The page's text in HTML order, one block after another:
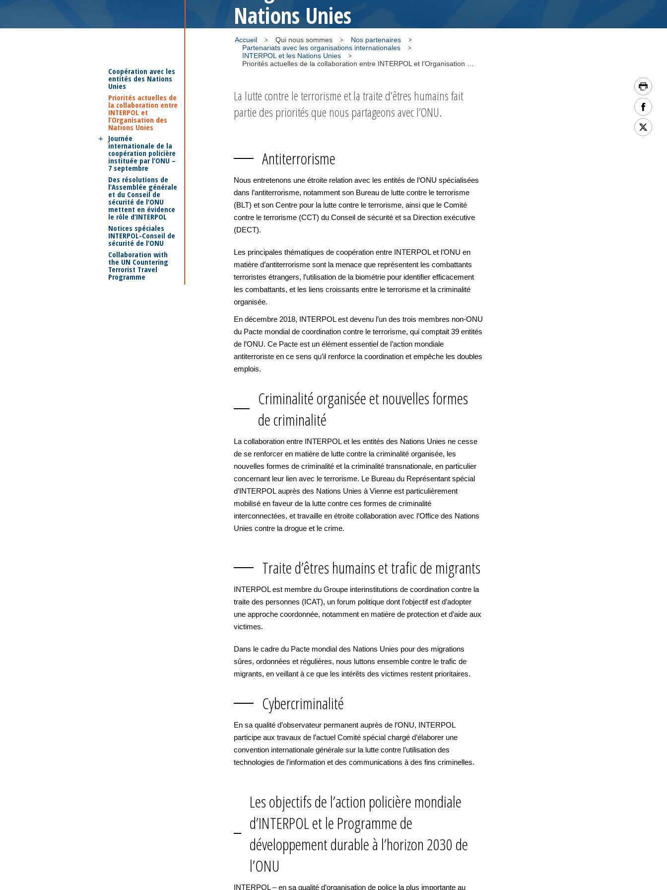
Nations Unies
Accueil Qui nous sommes
Nos partenaires
Partenariats avec les organisations internationales
INTERPOL et les Nations Unies
Coopération avec les
entités des Nations
Unies
Priorités actuelles de
la collaboration entre
INTERPOL et
l’Organisation des
Nations Unies
Journée
internationale de la
coopération policière
instituée par l’ONU –
7 septembre
Des résolutions de
l’Assemblée générale
et du Conseil de
sécurité de l’ONU
mettent en évidence
le rôle d’INTERPOL
Notices spéciales
INTERPOL-Conseil de
sécurité de l’ONU
Collaboration with
the UN Countering
Terrorist Travel
Programme
La lutte contre le terrorisme et la traite d’êtres humains fait
partie des priorités que nous partageons avec l’ONU.
Antiterrorisme
Nous entretenons une étroite relation avec les entités de l’ONU spécialisées
dans l’antiterrorisme, notamment son Bureau de lutte contre le terrorisme
(BLT) et son Centre pour la lutte contre le terrorisme, ainsi que le Comité
contre le terrorisme (CCT) du Conseil de sécurité et sa Direction exécutive
(DECT).
Les principales thématiques de coopération entre INTERPOL et l’ONU en
matière d’antiterrorisme sont la menace que représentent les combattants
terroristes étrangers, l’utilisation de la biométrie pour identifier efficacement
les combattants, et les liens croissants entre le terrorisme et la criminalité
organisée.
En décembre 2018, INTERPOL est devenu l’un des trois membres non-ONU
du Pacte mondial de coordination contre le terrorisme, qui comptait 39 entités
de l’ONU. Ce Pacte est un élément essentiel de l’action mondiale
antiterroriste en ce sens qu’il renforce la coordination et empêche les doubles
emplois.
Criminalité organisée et nouvelles formes
de criminalité
La collaboration entre INTERPOL et les entités des Nations Unies ne cesse
de se renforcer en matière de lutte contre la criminalité organisée, les
nouvelles formes de criminalité et la criminalité transnationale, en particulier
concernant leur lien avec le terrorisme. Le Bureau du Représentant spécial
d’INTERPOL auprès des Nations Unies à Vienne est particulièrement
mobilisé en faveur de la lutte contre ces formes de criminalité
interconnectées, et travaille en étroite collaboration avec l’Office des Nations
Unies contre la drogue et le crime.
Traite d’êtres humains et trafic de migrants
INTERPOL est membre du Groupe interinstitutions de coordination contre la
traite des personnes (ICAT), un forum politique dont l’objectif est d’adopter
une approche coordonnée, notamment en matière de protection et d’aide aux
victimes.
Dans le cadre du Pacte mondial des Nations Unies pour des migrations
sûres, ordonnées et régulières, nous luttons ensemble contre le trafic de
migrants, en veillant à ce que les intérêts des victimes restent prioritaires.
Cybercriminalité
En sa qualité d’observateur permanent auprès de l’ONU, INTERPOL
participe aux travaux de l’actuel Comité spécial chargé d’élaborer une
convention internationale générale sur la lutte contre l’utilisation des
technologies de l’information et des communications à des fins criminelles.
Les objectifs de l’action policière mondiale
d’INTERPOL et le Programme de
développement durable à l’horizon 2030 de
l’ONU
INTERPOL – en sa qualité d’organisation de police la plus importante au